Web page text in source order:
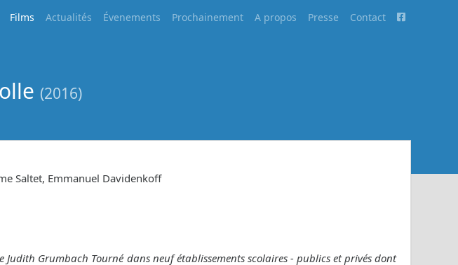
Films Actualités Évenements Prochainement A propos Presse Contact
(2016)
Saltet, Emmanuel Davidenkoff
Judith Grumbach Tourné dans neuf établissements scolaires - publics et privés dont